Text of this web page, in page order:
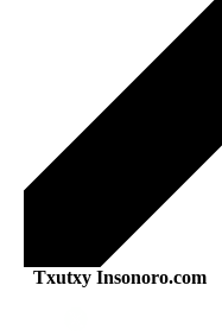
Txutxy Insonoro.com